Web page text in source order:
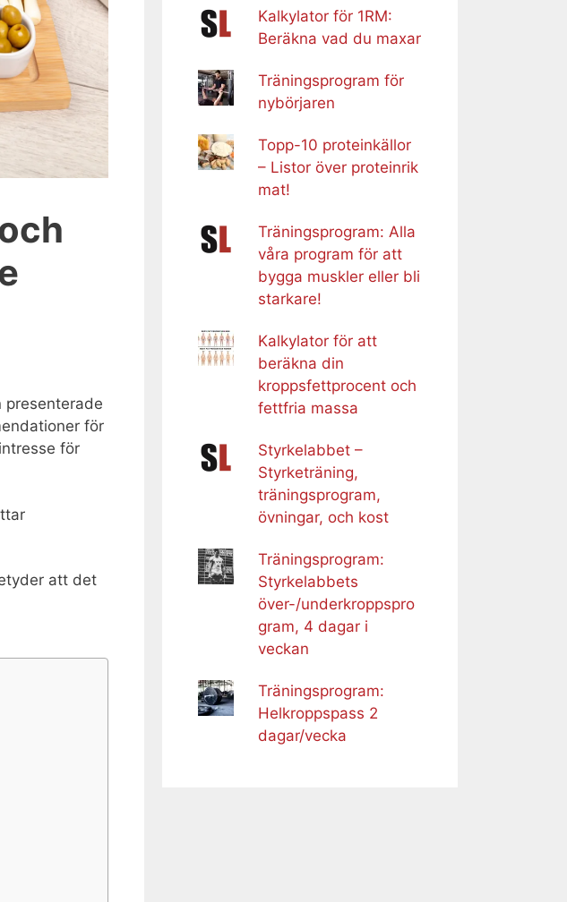
presenterade
för
för
att det
Kalkylator för 1RM:
Beräkna vad du maxar
Träningsprogram för
nybörjaren
Topp-10 proteinkällor
– Listor över proteinrik
mat!
Träningsprogram: Alla
våra program för att
bygga muskler eller bli
starkare!
Kalkylator för att
beräkna din
kroppsfettprocent och
fettfria massa
Styrkelabbet –
Styrketräning,
träningsprogram,
övningar, och kost
Träningsprogram:
Styrkelabbets
över-/underkroppspro
gram, 4 dagar i
veckan
Träningsprogram:
Helkroppspass 2
dagar/vecka